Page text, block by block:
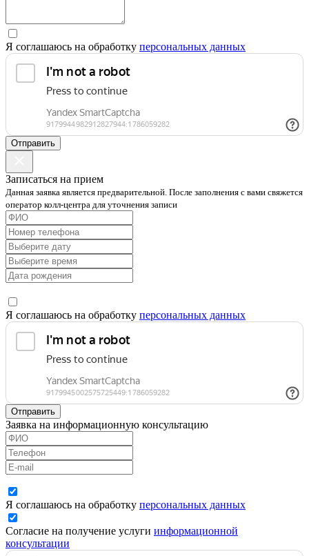
Я соглашаюсь на обработку персональных данных
Отправить
Записаться на прием
Данная заявка является предварительной. После заполнения с вами свяжется
оператор колл-центра для уточнения записи
Я соглашаюсь на обработку персональных данных
Отправить
Заявка на информационную консультацию
Я соглашаюсь на обработку персональных данных
Согласие на получение услуги информационной
консультации